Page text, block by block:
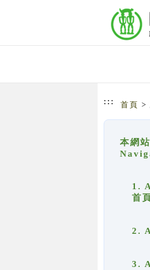
::: 首頁 >
本網
1.
首
2.
3.